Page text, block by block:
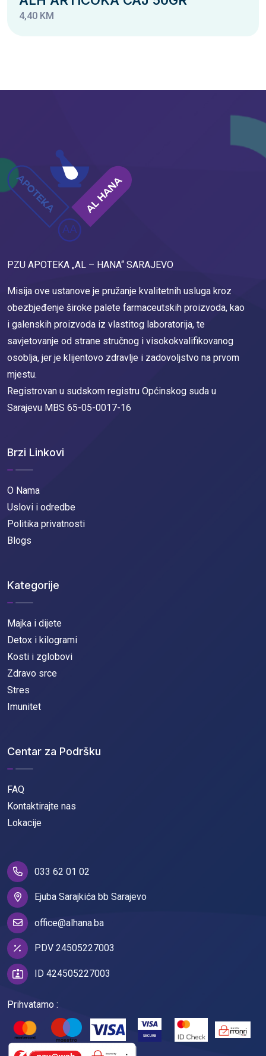
4,40 KM
PZU APOTEKA „AL – HANA“ SARAJEVO
Misija ove ustanove je pružanje kvalitetnih usluga kroz
obezbjeđenje široke palete farmaceutskih proizvoda, kao
i galenskih proizvoda iz vlastitog laboratorija, te
savjetovanje od strane stručnog i visokokvalifikovanog
osoblja, jer je klijentovo zdravlje i zadovoljstvo na prvom
mjestu.
Registrovan u sudskom registru Općinskog suda u
Sarajevu MBS 65-05-0017-16
Brzi Linkovi
O Nama
Uslovi i odredbe
Politika privatnosti
Blogs
Kategorije
Majka i dijete
Detox i kilogrami
Kosti i zglobovi
Zdravo srce
Stres
Imunitet
Centar za Podršku
FAQ
Kontaktirajte nas
Lokacije
033 62 01 02
Ejuba Sarajkića bb Sarajevo
office@alhana.ba
PDV 24505227003
ID 424505227003
Prihvatamo :